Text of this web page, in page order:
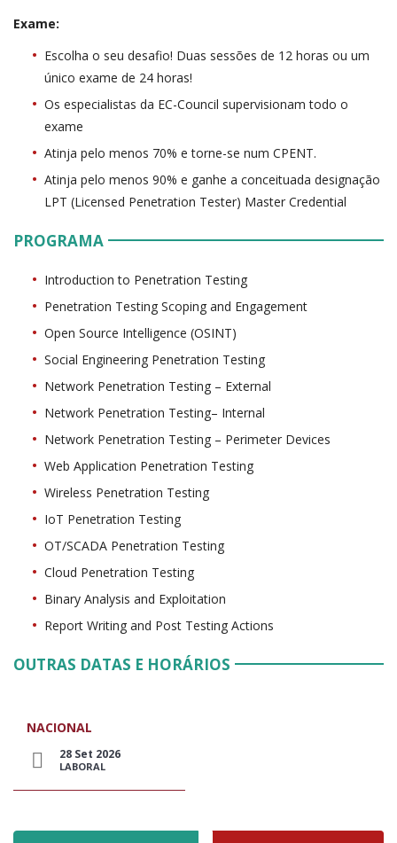
Exame:
Escolha o seu desafio! Duas sessões de 12 horas ou um
único exame de 24 horas!
Os especialistas da EC-Council supervisionam todo o
exame
Atinja pelo menos 70% e torne-se num CPENT.
Atinja pelo menos 90% e ganhe a conceituada designação
LPT (Licensed Penetration Tester) Master Credential
PROGRAMA
Introduction to Penetration Testing
Penetration Testing Scoping and Engagement
Open Source Intelligence (OSINT)
Social Engineering Penetration Testing
Network Penetration Testing – External
Network Penetration Testing– Internal
Network Penetration Testing – Perimeter Devices
Web Application Penetration Testing
Wireless Penetration Testing
IoT Penetration Testing
OT/SCADA Penetration Testing
Cloud Penetration Testing
Binary Analysis and Exploitation
Report Writing and Post Testing Actions
OUTRAS DATAS E HORÁRIOS
NACIONAL
28 Set 2026
LABORAL